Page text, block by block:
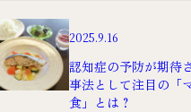
2025.9.16
認知症の予防が期待
事法として注目の「
食」とは？